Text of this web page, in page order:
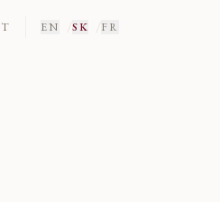
EN /SK /FR